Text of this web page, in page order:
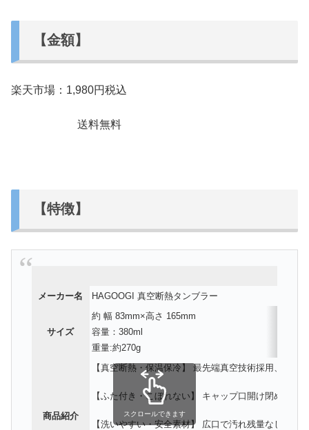
【金額】
楽天市場：1,980円税込
送料無料
【特徴】
メーカー名 HAGOOGI 真空断熱タンブラー
サイズ
約 幅 83mm×高さ 165mm
容量：380ml
重量:約270g
商品紹介
【真空断熱・保温保冷】 最先端真空技術採用、真
【ふた付き・こぼれない】 キャップ口開け閉め簡
【洗いやすい・安全素材】 広口で汚れ残量なしで
スクロールできます